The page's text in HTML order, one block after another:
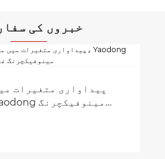
خبروں کی
پیداواری متغیرات
پالیسی" کا